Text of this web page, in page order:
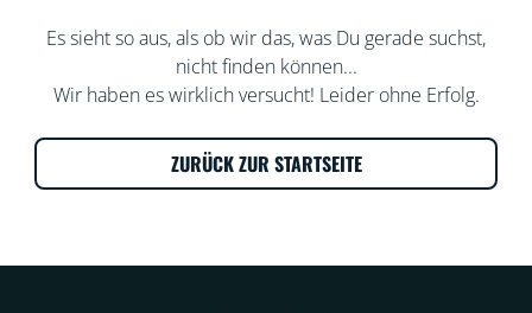
Es sieht so aus, als ob wir das, was Du gerade suchst,
nicht finden können...
Wir haben es wirklich versucht! Leider ohne Erfolg.
ZURÜCK ZUR STARTSEITE